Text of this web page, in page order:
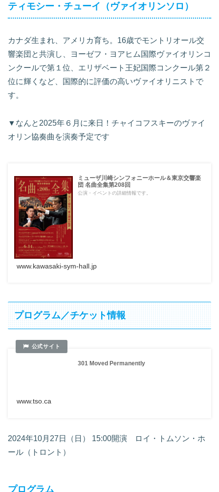
ティモシー・チューイ（ヴァイオリンソロ）
カナダ生まれ、アメリカ育ち。16歳でモントリオール交
響楽団と共演し、ヨーゼフ・ヨアヒム国際ヴァイオリンコ
ンクールで第１位、エリザベート王妃国際コンクール第２
位に輝くなど、国際的に評価の高いヴァイオリニストで
す。
▼なんと2025年６月に来日！チャイコフスキーのヴァイ
オリン協奏曲を演奏予定です
ミューザ川崎シンフォニーホール＆東京交響楽
団 名曲全集第208回
公演・イベントの詳細情報です。
www.kawasaki-sym-hall.jp
プログラム／チケット情報
301 Moved Permanently
www.tso.ca
2024年10月27日（日） 15:00開演 ロイ・トムソン・ホ
ール（トロント）
プログラム